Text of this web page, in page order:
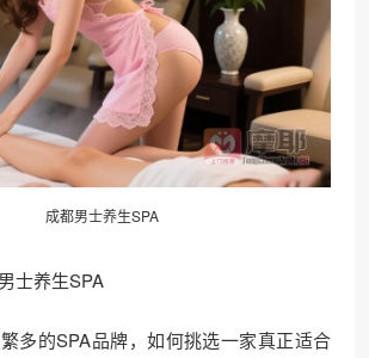
成都男士养生SPA
士养生SPA
多的SPA品牌，如何挑选一家真正适合